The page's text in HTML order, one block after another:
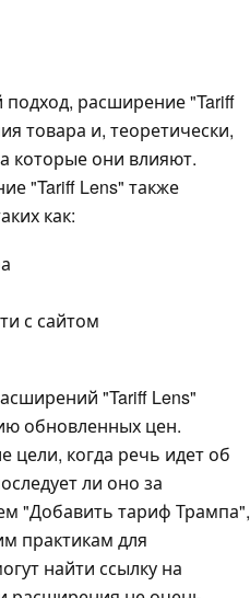
расширение "Tariff
товара и, теоретически,
которые они влияют.
"Tariff Lens" также
как:
с сайтом
"Tariff Lens"
обновленных цен.
цели, когда речь идет об
ли оно за
"Добавить тариф Трампа",
практикам для
найти ссылку на